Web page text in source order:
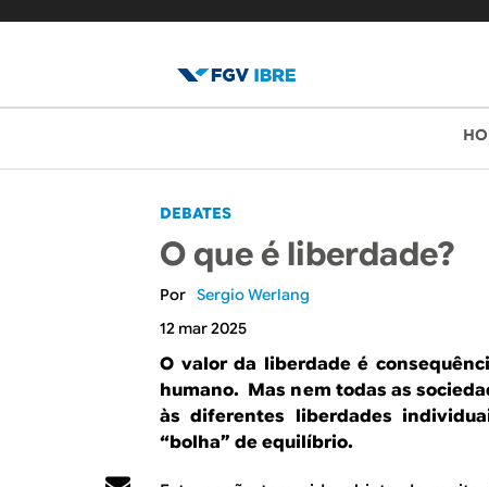
l
o
g
d
o
I
B
u
p
r
i
n
c
i
DEBATES
O que é liberdade?
Sergio Werlang
12 mar 2025
O valor da liberdade é
humano. Mas nem todas as
às diferentes liberdades
“bolha” de equilíbrio.